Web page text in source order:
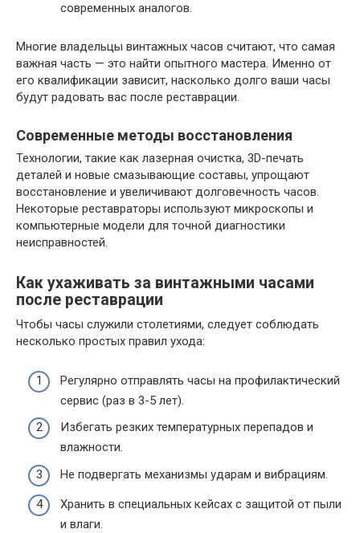
современных аналогов.
Многие владельцы винтажных часов считают, что самая
важная часть — это найти опытного мастера. Именно от
его квалификации зависит, насколько долго ваши часы
будут радовать вас после реставрации.
Современные методы восстановления
Технологии, такие как лазерная очистка, 3D-печать
деталей и новые смазывающие составы, упрощают
восстановление и увеличивают долговечность часов.
Некоторые реставраторы используют микроскопы и
компьютерные модели для точной диагностики
неисправностей.
Как ухаживать за винтажными часами
после реставрации
Чтобы часы служили столетиями, следует соблюдать
несколько простых правил ухода:
Регулярно отправлять часы на профилактический
сервис (раз в 3-5 лет).
Избегать резких температурных перепадов и
влажности.
Не подвергать механизмы ударам и вибрациям.
Хранить в специальных кейсах с защитой от пыли
и влаги.